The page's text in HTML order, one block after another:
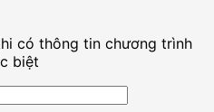
có thông tin chương trình
biệt